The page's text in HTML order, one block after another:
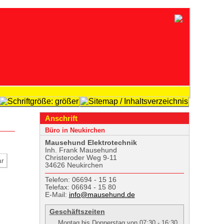
Anschrift
Büro in Neukirchen
Mausehund Elekt­rotechnik
Inh. Frank Mausehund
Christeroder Weg 9-11
34626 Neukirchen
Telefon: 06694 - 15 16
Telefax: 06694 - 15 80
E-Mail: info@mausehund.de
Geschäftszeiten